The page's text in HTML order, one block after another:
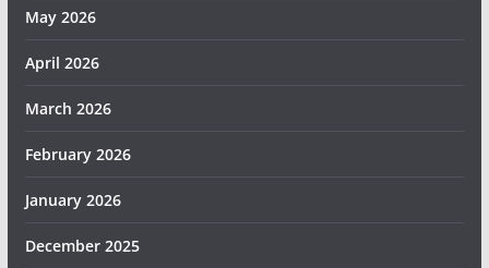
May 2026
April 2026
March 2026
February 2026
January 2026
December 2025